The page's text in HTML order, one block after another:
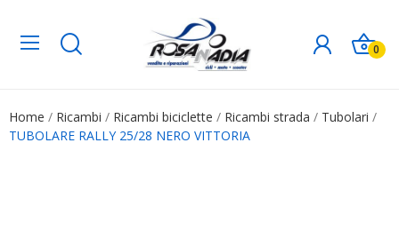
0
Home Ricambi Ricambi biciclette Ricambi strada
Tubolari
TUBOLARE RALLY 25/28 NERO VITTORIA